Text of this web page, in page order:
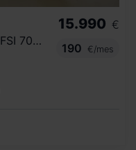
SPORTBACK ADVANCED 25 TFSI 70KW (95CV)
15.990 €
190
€/mes